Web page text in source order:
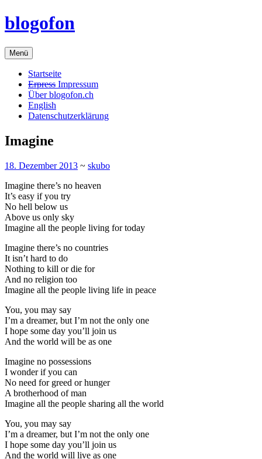
Zum
Inhalt
blogofon
Menü
Startseite
Erpress Impressum
Über blogofon.ch
English
Datenschutzerklärung
Imagine
18. Dezember 2013 ~ skubo
Imagine there’s no heaven
It’s easy if you try
No hell below us
Above us only sky
Imagine all the people living for today
Imagine there’s no countries
It isn’t hard to do
Nothing to kill or die for
And no religion too
Imagine all the people living life in peace
You, you may say
I’m a dreamer, but I’m not the only one
I hope some day you’ll join us
And the world will be as one
Imagine no possessions
I wonder if you can
No need for greed or hunger
A brotherhood of man
Imagine all the people sharing all the world
You, you may say
I’m a dreamer, but I’m not the only one
I hope some day you’ll join us
And the world will live as one